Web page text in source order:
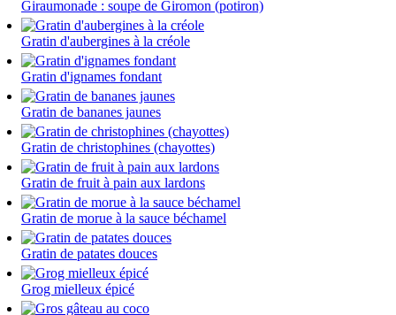
Giraumonade : soupe de Giromon (potiron)
Gratin d'aubergines à la créole
Gratin d'ignames fondant
Gratin de bananes jaunes
Gratin de christophines (chayottes)
Gratin de fruit à pain aux lardons
Gratin de morue à la sauce béchamel
Gratin de patates douces
Grog mielleux épicé